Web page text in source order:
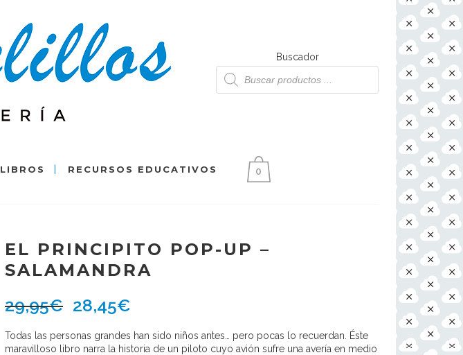
Buscador
Búsqueda
de
productos
LIBROS RECURSOS EDUCATIVOS 0
EL PRINCIPITO POP-UP –
SALAMANDRA
29,95€ 28,45€
Todas las personas grandes han sido niños antes… pero pocas lo recuerdan. Éste
maravilloso libro narra la historia de un piloto cuyo avión sufre una avería en medio